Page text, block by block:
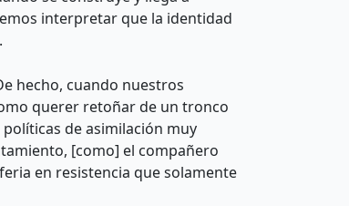
interpretar que la identidad
hecho, cuando nuestros
querer retoñar de un tronco
de asimilación muy
[como] el compañero
en resistencia que solamente